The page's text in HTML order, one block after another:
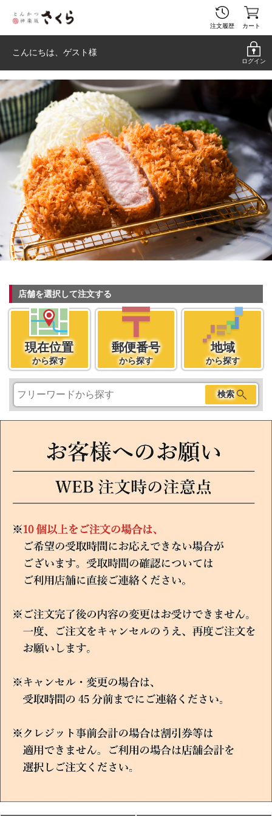
注文履歴 カート
こんにちは、 ゲスト様
ログイン
店舗を選択して注文する
現在位置
から探す
郵便番号
から探す
地域
から探す
現在位置
検索